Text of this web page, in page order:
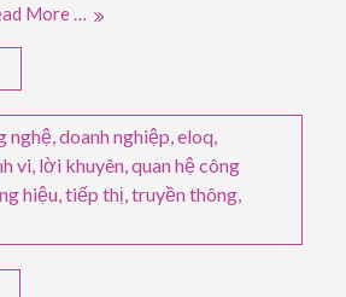
More …
nghệ,doanh nghiệp,eloq,
vi, lời khuyên,quan hệ công
hiệu,tiếp thị,truyền thông,